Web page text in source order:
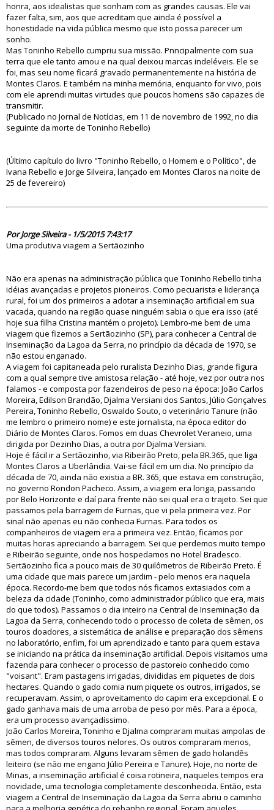
honra, aos idealistas que sonham com as grandes causas. Ele vai
fazer falta, sim, aos que acreditam que ainda é possível a
honestidade na vida pública mesmo que isto possa parecer um
sonho.
Mas Toninho Rebello cumpriu sua missão. Pnncipalmente com sua
terra que ele tanto amou e na qual deixou marcas indeléveis. Ele se
foi, mas seu nome ficará gravado permanentemente na história de
Montes Claros. E também na minha memória, enquanto for vivo, pois
com ele aprendi muitas virtudes que poucos homens são capazes de
transmitir.
(Publicado no Jornal de Notícias, em 11 de novembro de 1992, no dia
seguinte da morte de Toninho Rebello)
(Último capítulo do livro "Toninho Rebello, o Homem e o Político", de
Ivana Rebello e Jorge Silveira, lançado em Montes Claros na noite de
25 de fevereiro)
Por Jorge Silveira - 1/5/2015 7:43:17
Uma produtiva viagem a Sertãozinho
Não era apenas na administração pública que Toninho Rebello tinha
idéias avançadas e projetos pioneiros. Como pecuarista e liderança
rural, foi um dos primeiros a adotar a inseminação artificial em sua
vacada, quando na região quase ninguém sabia o que era isso (até
hoje sua filha Cristina mantém o projeto). Lembro-me bem de uma
viagem que fizemos a Sertãozinho (SP), para conhecer a Central de
Inseminação da Lagoa da Serra, no princípio da década de 1970, se
não estou enganado.
A viagem foi capitaneada pelo ruralista Dezinho Dias, grande figura
com a qual sempre tive amistosa relação - até hoje, vez por outra nos
falamos - e composta por fazendeiros de peso na época: João Carlos
Moreira, Edilson Brandão, Djalma Versiani dos Santos, Júlio Gonçalves
Pereira, Toninho Rebello, Oswaldo Souto, o veterinário Tanure (não
me lembro o primeiro nome) e este jornalista, na época editor do
Diário de Montes Claros. Fomos em duas Chevrolet Veraneio, uma
dirigida por Dezinho Dias, a outra por Djalma Versiani.
Hoje é fácil ir a Sertãozinho, via Ribeirão Preto, pela BR.365, que liga
Montes Claros a Uberlândia. Vai-se fácil em um dia. No princípio da
década de 70, ainda não existia a BR. 365, que estava em construção,
no governo Rondon Pacheco. Assim, a viagem era longa, passando
por Belo Horizonte e daí para frente não sei qual era o trajeto. Sei que
passamos pela barragem de Furnas, que vi pela primeira vez. Por
sinal não apenas eu não conhecia Furnas. Para todos os
companheiros de viagem era a primeira vez. Então, ficamos por
muitas horas apreciando a barragem. Sei que perdemos muito tempo
e Ribeirão seguinte, onde nos hospedamos no Hotel Bradesco.
Sertãozinho fica a pouco mais de 30 quilômetros de Ribeirão Preto. É
uma cidade que mais parece um jardim - pelo menos era naquela
época. Recordo-me bem que todos nós ficamos extasiados com a
beleza da cidade (Toninho, como administrador público que era, mais
do que todos). Passamos o dia inteiro na Central de Inseminação da
Lagoa da Serra, conhecendo todo o processo de coleta de sêmen, os
touros doadores, a sistemática de análise e preparação dos sêmens
no laboratório, enfim, foi um aprendizado e tanto para quem estava
se iniciando na prática da inseminação artificial. Depois visitamos uma
fazenda para conhecer o processo de pastoreio conhecido como
"voisant". Eram pastagens irrigadas, divididas em piquetes de dois
hectares. Quando o gado comia num piquete os outros, irrigados, se
recuperavam. Assim, o aproveitamento do capim era excepcional. E o
gado ganhava mais de uma arroba de peso por mês. Para a época,
era um processo avançadíssimo.
João Carlos Moreira, Toninho e Djalma compraram muitas ampolas de
sêmen, de diversos touros nelores. Os outros compraram menos,
mas todos compraram. Alguns levaram sêmen de gado holandês
leiteiro (se não me engano Júlio Pereira e Tanure). Hoje, no norte de
Minas, a inseminação artificial é coisa rotineira, naqueles tempos era
novidade, uma tecnologia completamente desconhecida. Então, esta
viagem a Central de Inseminação da Lagoa da Serra abriu o caminho